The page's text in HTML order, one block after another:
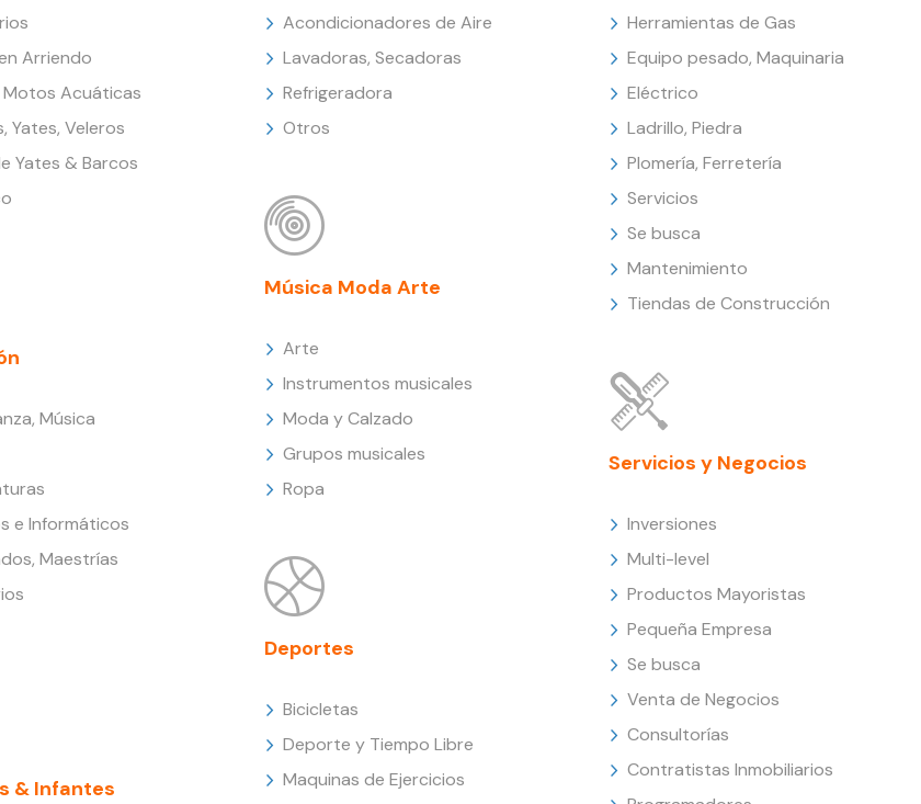
Arriendo
Acuáticas
Yates, Veleros
Yates & Barcos
Música
e Informáticos
Maestrías
& Infantes
Acondicionadores de Aire
Lavadoras, Secadoras
Refrigeradora
Otros
Música Moda Arte
Arte
Instrumentos musicales
Moda y Calzado
Grupos musicales
Ropa
Deportes
Bicicletas
Deporte y Tiempo Libre
Maquinas de Ejercicios
Herramientas de Gas
Equipo pesado, Maquinaria
Eléctrico
Ladrillo, Piedra
Plomería, Ferretería
Servicios
Se busca
Mantenimiento
Tiendas de Construcción
Servicios y Negocios
Inversiones
Multi-level
Productos Mayoristas
Pequeña Empresa
Se busca
Venta de Negocios
Consultorías
Contratistas Inmobiliarios